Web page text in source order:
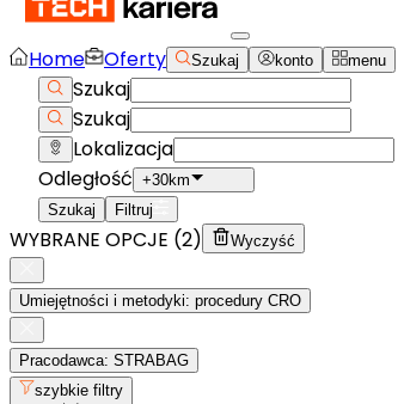
Home Oferty Szukaj konto menu
Szukaj
Szukaj
Lokalizacja
Odległość +30km
Szukaj
Filtruj
WYBRANE OPCJE (2) Wyczyść
Umiejętności i metodyki: procedury CRO
Pracodawca: STRABAG
szybkie filtry